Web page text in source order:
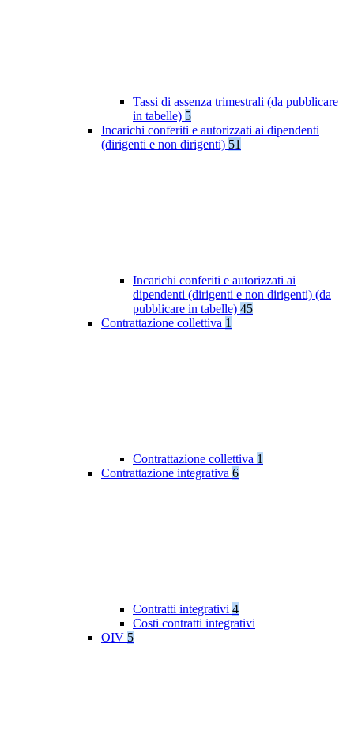
Tassi di assenza trimestrali (da pubblicare
in tabelle) 5
Incarichi conferiti e autorizzati ai dipendenti
(dirigenti e non dirigenti) 51
Incarichi conferiti e autorizzati ai
dipendenti (dirigenti e non dirigenti) (da
pubblicare in tabelle) 45
Contrattazione collettiva 1
Contrattazione collettiva 1
Contrattazione integrativa 6
Contratti integrativi 4
Costi contratti integrativi
OIV 5